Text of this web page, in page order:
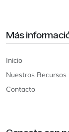
Más
Inicio
Nuestros Recursos
Contacto